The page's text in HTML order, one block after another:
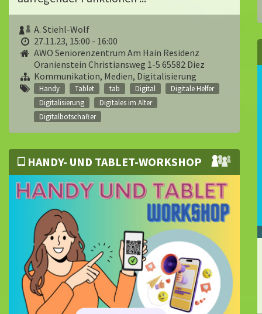
A. Stiehl-Wolf
27.11.23, 15:00 - 16:00
AWO Seniorenzentrum Am Hain Residenz
Oranienstein Christiansweg 1-5 65582 Diez
Kommunikation, Medien, Digitalisierung
Handy Tablet tab Digital
Digitale Helfer
Digitalisierung
Digitales im Alter
Digitalbotschafter
HANDY- UND TABLET-WORKSHOP